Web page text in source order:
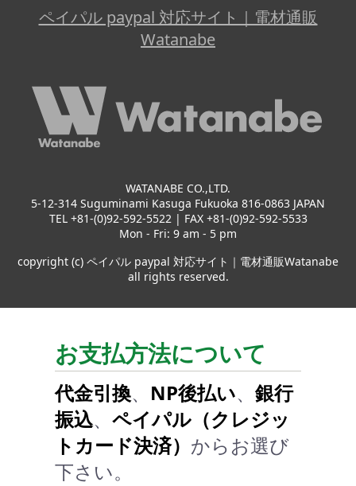
ペイパル paypal 対応サイト｜電材通販
Watanabe
WATANABE CO.,LTD.
5-12-314 Suguminami Kasuga Fukuoka 816-0863 JAPAN
TEL +81-(0)92-592-5522 | FAX +81-(0)92-592-5533
Mon - Fri: 9 am - 5 pm
copyright (c) ペイパル paypal 対応サイト｜電材通販Watanabe
all rights reserved.
お支払方法について
代金引換、 NP後払い、 銀行
振込、 ペイパル（クレジッ
トカード決済） からお選び
下さい。